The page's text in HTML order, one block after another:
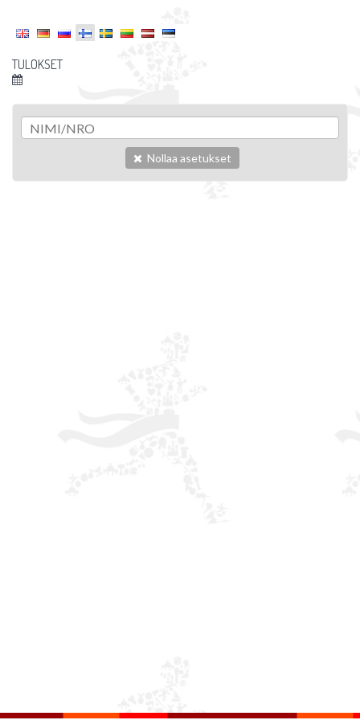
TULOKSET
Nollaa asetukset